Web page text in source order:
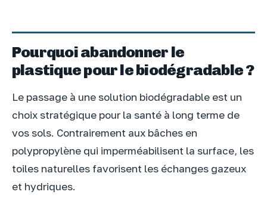
Pourquoi abandonner le
plastique pour le biodégradable ?
Le passage à une solution biodégradable est un
choix stratégique pour la santé à long terme de
vos sols. Contrairement aux bâches en
polypropylène qui imperméabilisent la surface, les
toiles naturelles favorisent les échanges gazeux
et hydriques.